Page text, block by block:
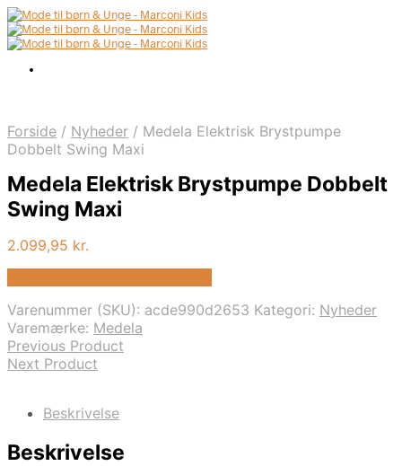
Forside / Nyheder / Medela Elektrisk Brystpumpe
Dobbelt Swing Maxi
Medela Elektrisk Brystpumpe Dobbelt
Swing Maxi
2.099,95 kr.
Varenummer (SKU): acde990d2653 Kategori: Nyheder
Varemærke: Medela
Previous Product
Next Product
Beskrivelse
Beskrivelse